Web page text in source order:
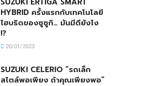
HYBRID ครั้งแรกกับเทคโนโลยี
ไฮบริดของซูซูกิ… มันมีดียังไง
!?
20/01/2023
SUZUKI CELERIO “รถเล็ก
สไตล์พอเพียง ถ้าคุณเพียงพอ”